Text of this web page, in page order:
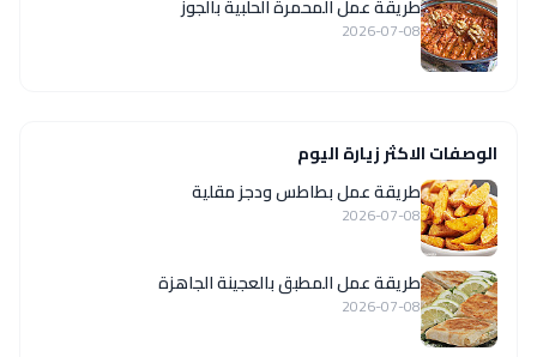
طريقة عمل المحمرة الحلبية بالجوز
2026-07-08
الوصفات الاكثر زيارة اليوم
طريقة عمل بطاطس ودجز مقلية
2026-07-08
طريقة عمل المطبق بالعجينة الجاهزة
2026-07-08